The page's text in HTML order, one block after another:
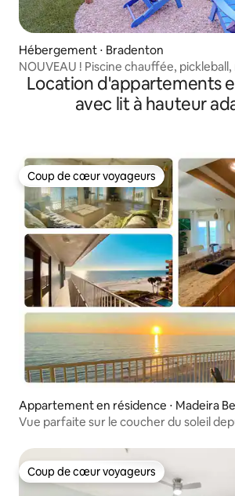
Hébergement ⋅ Bradenton
NOUVEAU ! Piscine chauffée,
jeux
Location d'appartements
avec lit à hauteur
Coup de cœur voyageurs
Coup de cœur voyageurs
Appartement en résidence ⋅ Madeira
Vue parfaite sur le coucher du soleil
Coup de cœur voyageurs
Coup de cœur voyageurs